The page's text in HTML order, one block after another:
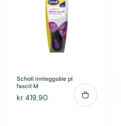
Scholl innleggsåle pl
fascit M
kr 419,90